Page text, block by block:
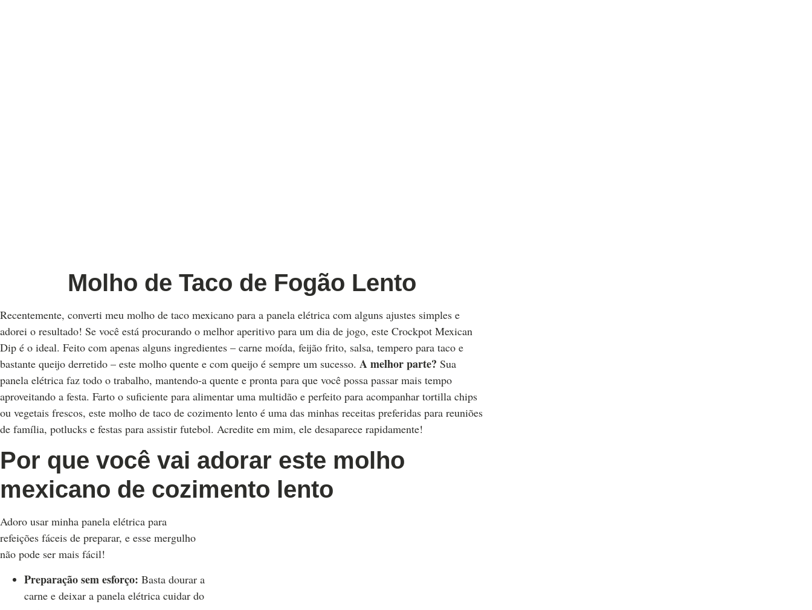
Molho de Taco de Fogão Lento
Recentemente, converti meu molho de taco mexicano para a panela elétrica com alguns ajustes simples e
adorei o resultado! Se você está procurando o melhor aperitivo para um dia de jogo, este Crockpot Mexican
Dip é o ideal. Feito com apenas alguns ingredientes – carne moída, feijão frito, salsa, tempero para taco e
bastante queijo derretido – este molho quente e com queijo é sempre um sucesso. A melhor parte? Sua
panela elétrica faz todo o trabalho, mantendo-a quente e pronta para que você possa passar mais tempo
aproveitando a festa. Farto o suficiente para alimentar uma multidão e perfeito para acompanhar tortilla chips
ou vegetais frescos, este molho de taco de cozimento lento é uma das minhas receitas preferidas para reuniões
de família, potlucks e festas para assistir futebol. Acredite em mim, ele desaparece rapidamente!
Por que você vai adorar este molho
mexicano de cozimento lento
Adoro usar minha panela elétrica para
refeições fáceis de preparar, e esse mergulho
não pode ser mais fácil!
Preparação sem esforço: Basta dourar a
carne e deixar a panela elétrica cuidar do